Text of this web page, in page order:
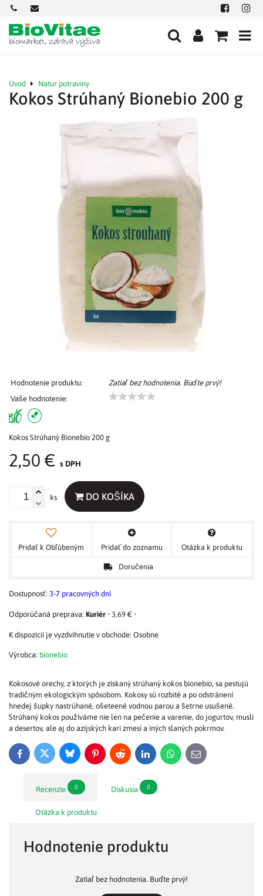
+421
901
712
584
office@biovitae.sk Facebook
Úvod Natur potraviny
Kokos Strúhaný Bionebio 200 g
Hodnotenie produktu:
Zatiaľ bez hodnotenia. Buďte prvý!
Vaše hodnotenie:
Kokos Strúhaný Bionebio 200 g
2,50 € s DPH
ks DO KOŠÍKA
Pridať k Obľúbeným Pridať do zoznamu Otázka k produktu
Doručenia
Dostupnosť: 3-7 pracovných dní
Kuriér • 3,69 € •
Osobne
Výrobca: bionebio
Kokosové orechy, z ktorých je získaný strúhaný kokos bionebio, sa pestujú
tradičným ekologickým spôsobom. Kokosy sú rozbité a po odstránení
hnedej šupky nastrúhané, ošeteené vodnou parou a šetrne usušené.
Strúhaný kokos používáme nie len na pečenie a varenie, do jogurtov, musli
a desertov, ale aj do azijských kari zmesí a iných slaných pokrmov.
FacebookTwitter BlueskyPinterestReddit LinkedInWhatsApp
E-
mail
Recenzie 0 Diskusia 0
Otázka k produktu
Hodnotenie produktu
Zatiaľ bez hodnotenia. Buďte prvý!